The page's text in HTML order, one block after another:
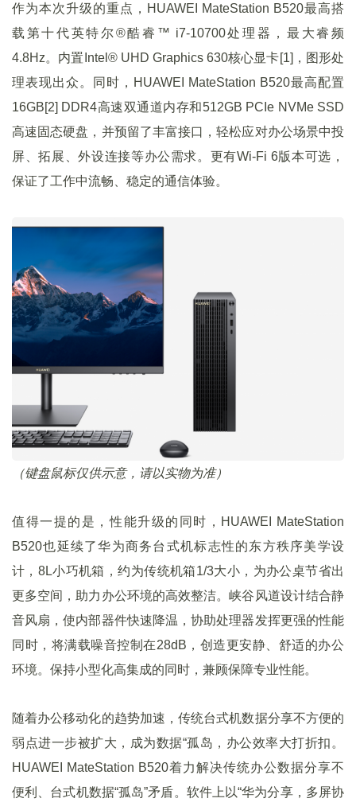
作为本次升级的重点，HUAWEI MateStation B520最高搭
载第十代英特尔®酷睿™ i7-10700处理器，最大睿频
4.8Hz。内置Intel® UHD Graphics 630核心显卡[1]，图形处
理表现出众。同时，HUAWEI MateStation B520最高配置
16GB[2] DDR4高速双通道内存和512GB PCIe NVMe SSD
高速固态硬盘，并预留了丰富接口，轻松应对办公场景中投
屏、拓展、外设连接等办公需求。更有Wi-Fi 6版本可选，
保证了工作中流畅、稳定的通信体验。
（键盘鼠标仅供示意，请以实物为准）
值得一提的是，性能升级的同时，HUAWEI MateStation
B520也延续了华为商务台式机标志性的东方秩序美学设
计，8L小巧机箱，约为传统机箱1/3大小，为办公桌节省出
更多空间，助力办公环境的高效整洁。峡谷风道设计结合静
音风扇，使内部器件快速降温，协助处理器发挥更强的性能
同时，将满载噪音控制在28dB，创造更安静、舒适的办公
环境。保持小型化高集成的同时，兼顾保障专业性能。
随着办公移动化的趋势加速，传统台式机数据分享不方便的
弱点进一步被扩大，成为数据“孤岛，办公效率大打折扣。
HUAWEI MateStation B520着力解决传统办公数据分享不
便利、台式机数据“孤岛”矛盾。软件上以“华为分享，多屏协